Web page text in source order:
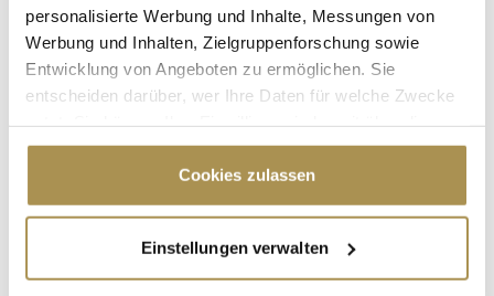
personalisierte Werbung und Inhalte, Messungen von
Werbung und Inhalten, Zielgruppenforschung sowie
Entwicklung von Angeboten zu ermöglichen. Sie
entscheiden darüber, wer Ihre Daten für welche Zwecke
Cookie-Erklärung oder durch Klicken auf das Privacy
Trigger Symbol ändern oder widerrufen
Informationen über Ihre geografische Lage
erfassen, welche bis auf einige Meter genau sein
Cookies zulassen
Einstellungen verwalten